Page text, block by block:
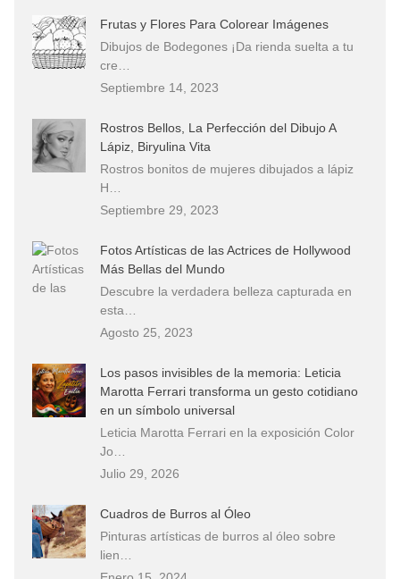
Frutas y Flores Para Colorear Imágenes
Dibujos de Bodegones ¡Da rienda suelta a tu
cre…
Septiembre 14, 2023
Rostros Bellos, La Perfección del Dibujo A
Lápiz, Biryulina Vita
Rostros bonitos de mujeres dibujados a lápiz
H…
Septiembre 29, 2023
Fotos Artísticas de las Actrices de Hollywood
Más Bellas del Mundo
Descubre la verdadera belleza capturada en
esta…
Agosto 25, 2023
Los pasos invisibles de la memoria: Leticia
Marotta Ferrari transforma un gesto cotidiano
en un símbolo universal
Leticia Marotta Ferrari en la exposición Color
Jo…
Julio 29, 2026
Cuadros de Burros al Óleo
Pinturas artísticas de burros al óleo sobre
lien…